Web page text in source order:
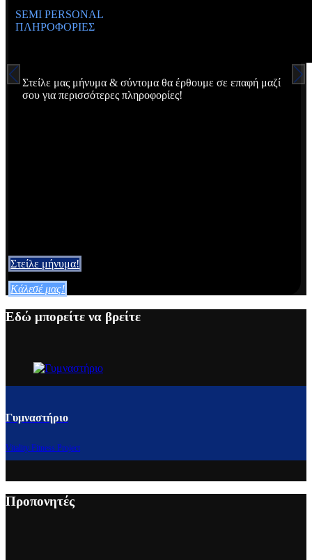
SEMI PERSONAL
ΠΛΗΡΟΦΟΡΊΕΣ
Στείλε μας μήνυμα & σύντομα θα έρθουμε σε επαφή μαζί
σου για περισσότερες πληροφορίες!
Στείλε μήνυμα!
Κάλεσέ μας!
Εδώ μπορείτε να βρείτε
Γυμναστήριο
Vitality Fitness Project
Προπονητές